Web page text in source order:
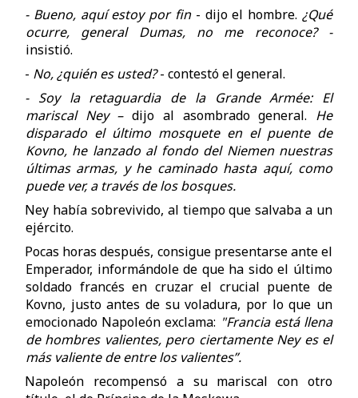
- Bueno, aquí estoy por fin- dijo el hombre. ¿Qué
ocurre, general Dumas, no me reconoce? -
insistió.
- No, ¿quién es usted?- contestó el general.
- Soy la retaguardia de la Grande Armée: El
mariscal Ney –dijo al asombrado general. He
disparado el último mosquete en el puente de
Kovno, he lanzado al fondo del Niemen nuestras
últimas armas, y he caminado hasta aquí, como
puede ver, a través de los bosques.
Ney había sobrevivido, al tiempo que salvaba a un
ejército.
Pocas horas después, consigue presentarse ante el
Emperador, informándole de que ha sido el último
soldado francés en cruzar el crucial puente de
Kovno, justo antes de su voladura, por lo que un
emocionado Napoleón exclama: "Francia está llena
de hombres valientes, pero ciertamente Ney es el
más valiente de entre los valientes”.
Napoleón recompensó a su mariscal con otro